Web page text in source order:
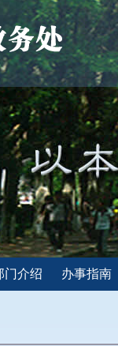
门介绍 办事指南